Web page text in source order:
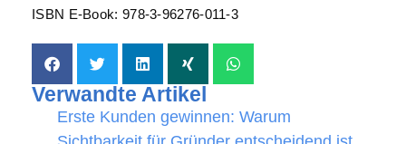
ISBN E-Book: 978-3-96276-011-3
Verwandte Artikel
Erste Kunden gewinnen: Warum